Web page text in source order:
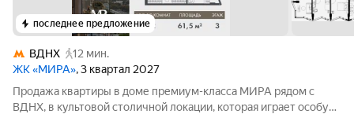
последнее предложение
ВДНХ
12 мин.
ЖК «МИРА», 3 квартал 2027
Продажа квартиры в доме премиум-класса МИРА рядом с
ВДНХ, в культовой столичной локации, которая играет особую